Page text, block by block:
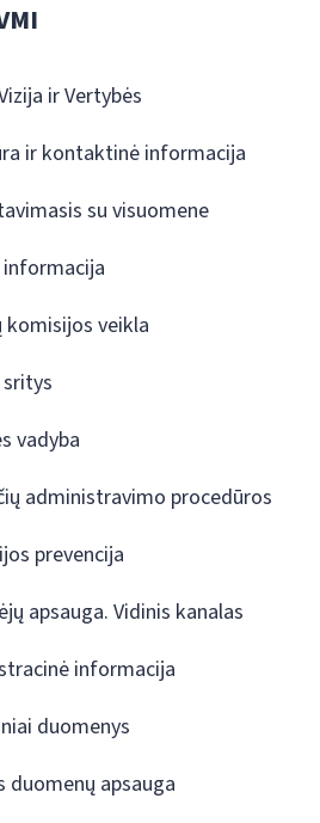
ir Vertybės
ir kontaktinė informacija
su visuomene
informacija
komisijos veikla
vadyba
administravimo procedūros
prevencija
apsauga. Vidinis kanalas
informacija
duomenys
duomenų apsauga